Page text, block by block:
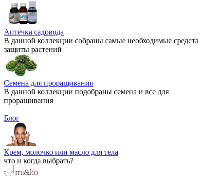
Аптечка садовода
В данной коллекции собраны самые необходимые средста
защиты растений
Семена для проращивания
В данной коллекции подобраны семена и все для
проращивания
Блог
Крем, молочко или масло для тела
что и когда выбрать?